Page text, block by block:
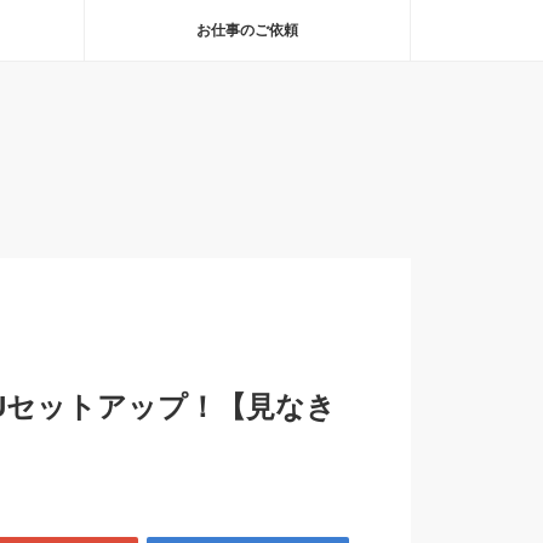
お仕事のご依頼
ットアップ！【見なき